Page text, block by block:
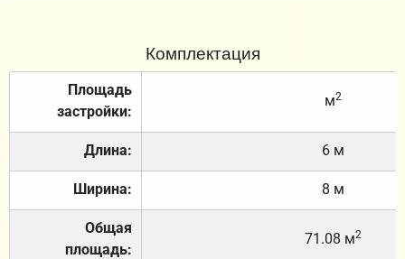
Комплектация
Площадь
застройки:
м2
Длина: 6 м
Ширина: 8 м
Общая
площадь:
71.08 м2